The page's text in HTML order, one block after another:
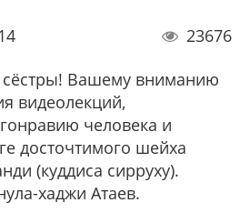
23676
сёстры! Вашему вниманию
видеолекций,
человека и
досточтимого шейха
(куддиса сирруху).
хаджи Атаев.